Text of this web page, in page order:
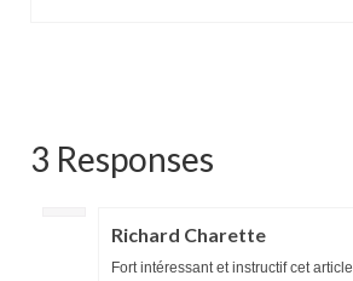
3 Responses
Richard Charette
Fort intéressant et instructif cet article